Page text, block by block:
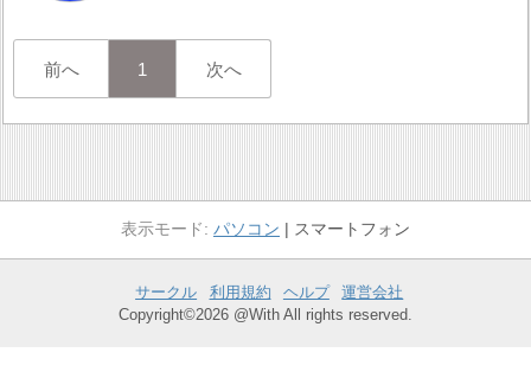
前へ 1 次へ
パソコン スマートフォン
サークル 利用規約 ヘルプ
運営会社
Copyright©2026 @With All rights reserved.